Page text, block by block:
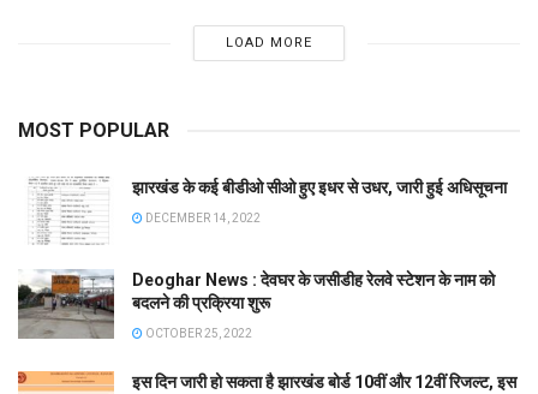
LOAD MORE
MOST POPULAR
झारखंड के कई बीडीओ सीओ हुए इधर से उधर, जारी हुई अधिसूचना
DECEMBER 14, 2022
Deoghar News : देवघर के जसीडीह रेलवे स्टेशन के नाम को
बदलने की प्रक्रिया शुरू
OCTOBER 25, 2022
इस दिन जारी हो सकता है झारखंड बोर्ड 10वीं और 12वीं रिजल्ट, इस